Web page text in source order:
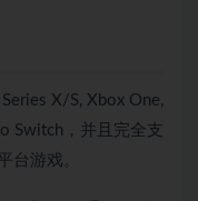
X/S, Xbox One,
Switch，并且完全支
台游戏。